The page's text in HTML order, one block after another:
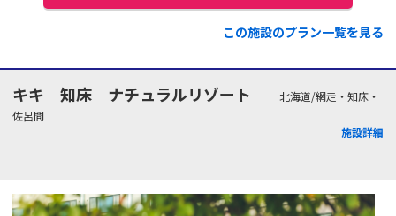
この施設のプラン一覧を見る
キキ 知床 ナチュラルリゾート
北海道/網走・知床・
佐呂間
施設詳細